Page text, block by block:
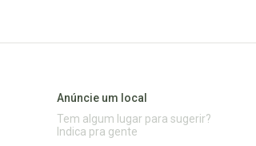
Anúncie um local
Tem algum lugar para sugerir?
Indica pra gente